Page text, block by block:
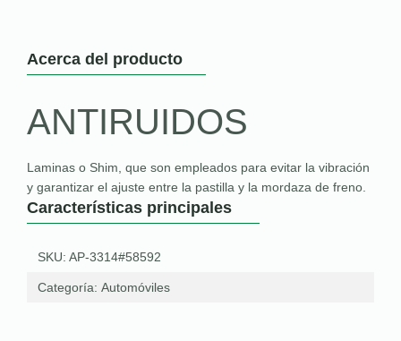
Acerca del producto
ANTIRUIDOS
Laminas o Shim, que son empleados para evitar la vibración
y garantizar el ajuste entre la pastilla y la mordaza de freno.
Características principales
SKU: AP-3314#58592
Categoría: Automóviles